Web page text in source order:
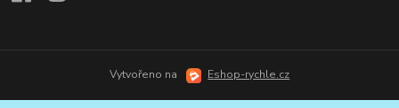
Vytvořeno na Eshop-rychle.cz